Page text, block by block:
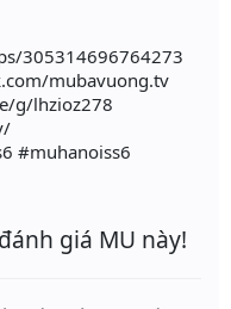
305314696764273
mubavuong.tv
g/lhzioz278
#muhanoiss6
giá MU này!